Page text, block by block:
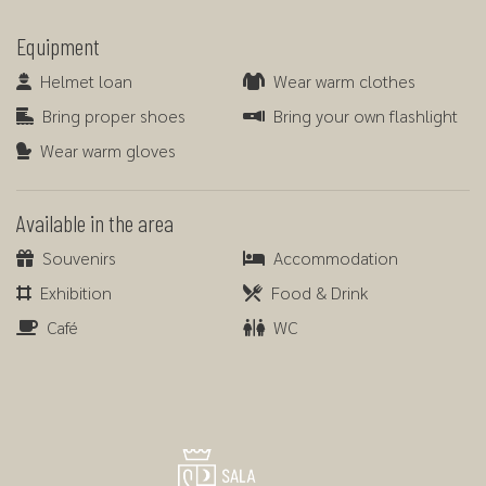
Equipment
Helmet loan
Helmet loan Wear warm clothes
Wear warm clothes
Bring proper shoes
Bring proper shoes Bring your own flashlight
Bring your own flashlight
Wear warm gloves
Wear warm gloves
Available in the area
Souvenirs
Souvenirs Accommodation
Accommodation
Exhibition
Exhibition Food & Drink
Food & Drink
Café Café WC WC